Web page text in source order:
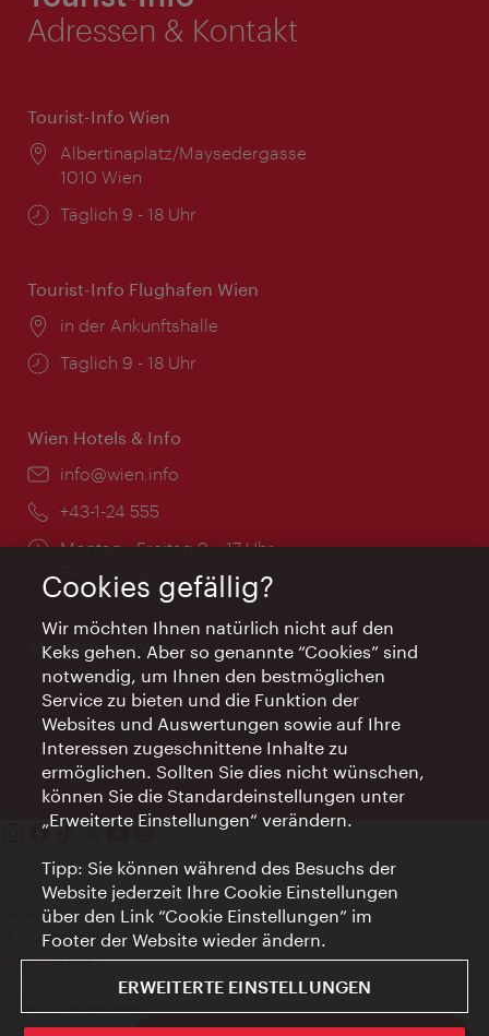
Adressen & Kontakt
Tourist-Info Wien
Ort:
Albertinaplatz/Maysedergasse
1010 Wien
Öffnungszeiten:
Täglich 9 - 18 Uhr
Tourist-Info Flughafen Wien
Ort:
in der Ankunftshalle
Öffnungszeiten:
Täglich 9 - 18 Uhr
Wien Hotels & Info
Email:
info@wien.info
Telefon:
+43-1-24 555
Öffnungszeiten:
Montag - Freitag 9 – 17 Uhr
Feiertags geschlossen
AI Concierge Wien
Ort:
concierge.wien.info
Öffnungszeiten:
Informationen rund um die Uhr
Kontakt
Impressum
Datenschutz
Nutzungsbedingungen
Barrierefreiheit
Cookie Einstellungen
© Copyright WienTourismus
Cookies gefällig?
Wir möchten Ihnen natürlich nicht auf den
Keks gehen. Aber so genannte “Cookies” sind
notwendig, um Ihnen den bestmöglichen
Service zu bieten und die Funktion der
Websites und Auswertungen sowie auf Ihre
Interessen zugeschnittene Inhalte zu
ermöglichen. Sollten Sie dies nicht wünschen,
können Sie die Standardeinstellungen unter
„Erweiterte Einstellungen“ verändern.
Tipp: Sie können während des Besuchs der
Website jederzeit Ihre Cookie Einstellungen
über den Link “Cookie Einstellungen” im
Footer der Website wieder ändern.
ERWEITERTE EINSTELLUNGEN